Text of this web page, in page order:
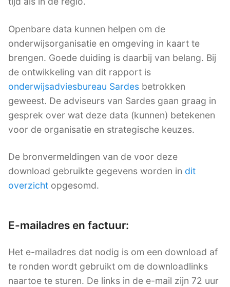
Openbare data kunnen helpen om de
onderwijsorganisatie en omgeving in kaart te
brengen. Goede duiding is daarbij van belang. Bij
de ontwikkeling van dit rapport is
onderwijsadviesbureau Sardes betrokken
geweest. De adviseurs van Sardes gaan graag in
gesprek over wat deze data (kunnen) betekenen
voor de organisatie en strategische keuzes.
De bronvermeldingen van de voor deze
download gebruikte gegevens worden in dit
overzicht opgesomd.
E-mailadres en factuur:
Het e-mailadres dat nodig is om een download af
te ronden wordt gebruikt om de downloadlinks
naartoe te sturen. De links in de e-mail zijn 72 uur